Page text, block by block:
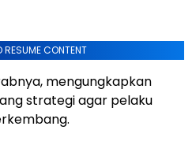
RESUME CONTENT
mengungkapkan
strategi agar pelaku